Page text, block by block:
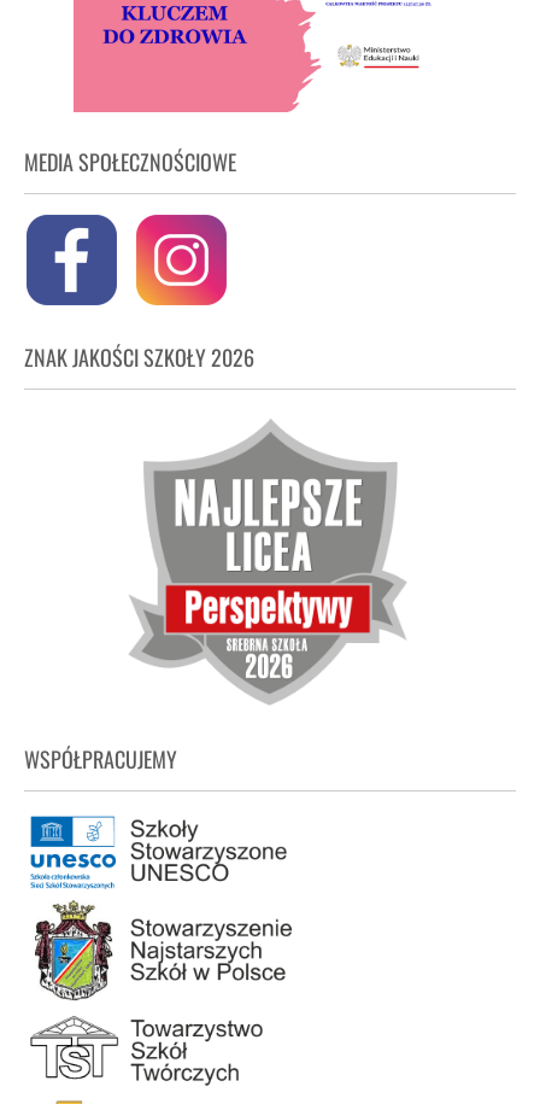
MEDIA SPOŁECZNOŚCIOWE
ZNAK JAKOŚCI SZKOŁY 2026
WSPÓŁPRACUJEMY